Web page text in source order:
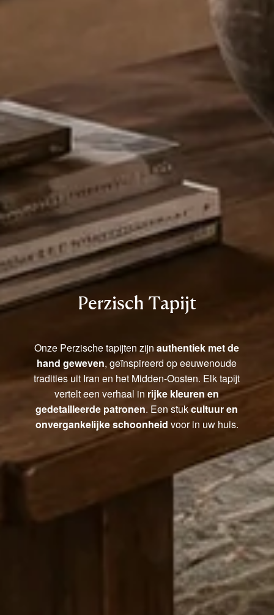
Perzisch Tapijt
Onze Perzische tapijten zijnauthentiek met de
hand geweven, geïnspireerd op eeuwenoude
tradities uit Iran en het Midden-Oosten. Elk tapijt
vertelt een verhaal in rijke kleuren en
gedetailleerde patronen. Een stukcultuur en
onvergankelijke schoonheid voor in uw huis.